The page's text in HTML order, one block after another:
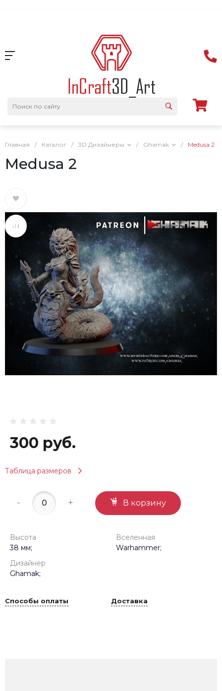
Главная / Каталог / 3D Дизайнеры / Ghamak / Medusa 2
Medusa 2
300 руб.
Таблица размеров
- + В корзину
Высота
38 мм;
Вселенная
Warhammer;
Дизайнер
Ghamak;
Способы оплаты Доставка